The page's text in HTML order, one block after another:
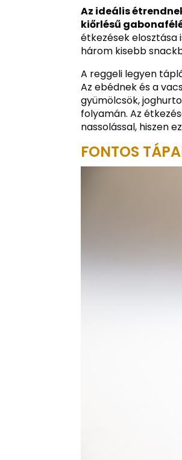
Az ideális
kiőrlésű
étkezések elosztása
három kisebb
A reggeli legyen
Az ebédnek és a
gyümölcsök,
folyamán. Az
nassolással, hiszen
FONTOS